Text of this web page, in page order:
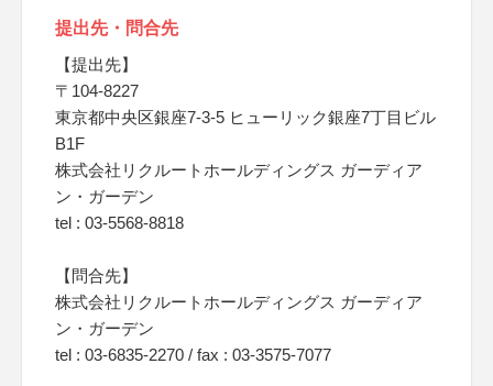
提出先・問合先
【提出先】
〒104-8227
東京都中央区銀座7-3-5 ヒューリック銀座7丁目ビル
B1F
株式会社リクルートホールディングス ガーディア
ン・ガーデン
tel : 03-5568-8818
【問合先】
株式会社リクルートホールディングス ガーディア
ン・ガーデン
tel : 03-6835-2270 / fax : 03-3575-7077